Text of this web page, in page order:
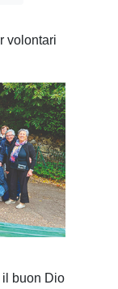
volontari
il buon Dio